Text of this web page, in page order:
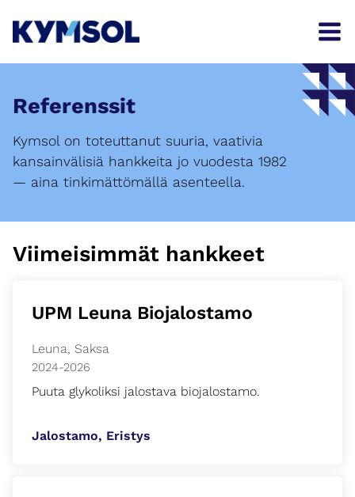
sisältöön
Referenssit
Kymsol on toteuttanut suuria, vaativia
kansainvälisiä hankkeita jo vuodesta 1982
— aina tinkimättömällä asenteella.
Viimeisimmät hankkeet
UPM Leuna Biojalostamo
Leuna, Saksa
2024-2026
Puuta glykoliksi jalostava biojalostamo.
Jalostamo, Eristys